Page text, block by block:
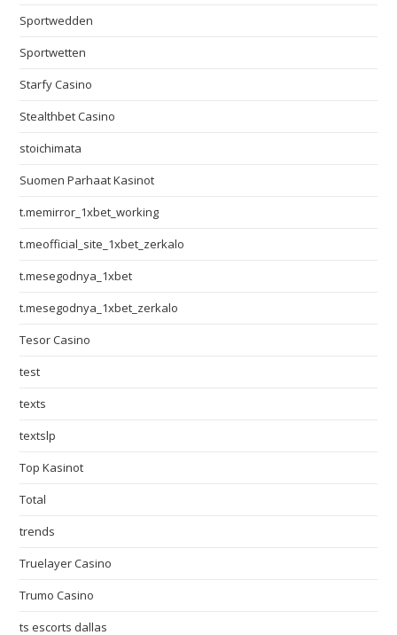
Sportwedden
Sportwetten
Starfy Casino
Stealthbet Casino
stoichimata
Suomen Parhaat Kasinot
t.memirror_1xbet_working
t.meofficial_site_1xbet_zerkalo
t.mesegodnya_1xbet
t.mesegodnya_1xbet_zerkalo
Tesor Casino
test
texts
textslp
Top Kasinot
Total
trends
Truelayer Casino
Trumo Casino
ts escorts dallas